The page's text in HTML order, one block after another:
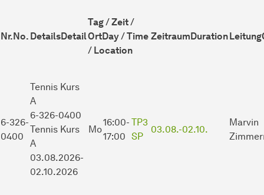
Nr.No. DetailsDetail
Tag / Zeit /
OrtDay / Time
/ Location
ZeitraumDurationLeitung
6-326-
0400
Tennis Kurs
A
6-326-0400
Tennis Kurs
A
03.08.2026-
02.10.2026
Mo
16:00-
17:00
TP3
SP
03.08.-02.10.
Marvin